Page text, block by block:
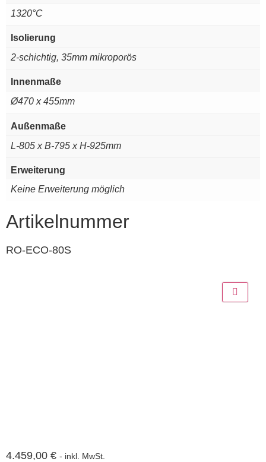
1320°C
Isolierung
2-schichtig, 35mm mikroporös
Innenmaße
Ø470 x 455mm
Außenmaße
L-805 x B-795 x H-925mm
Erweiterung
Keine Erweiterung möglich
Artikelnummer
RO-ECO-80S
4.459,00 € - inkl. MwSt.